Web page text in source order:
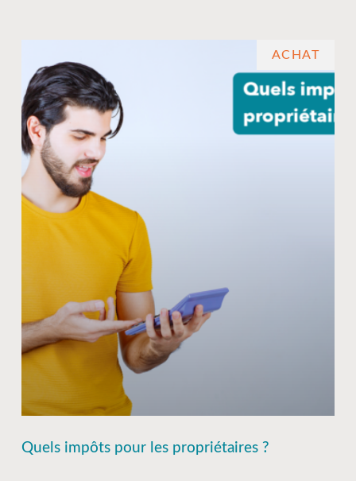
ACHAT
Quels impôts pour les propriétaires ?